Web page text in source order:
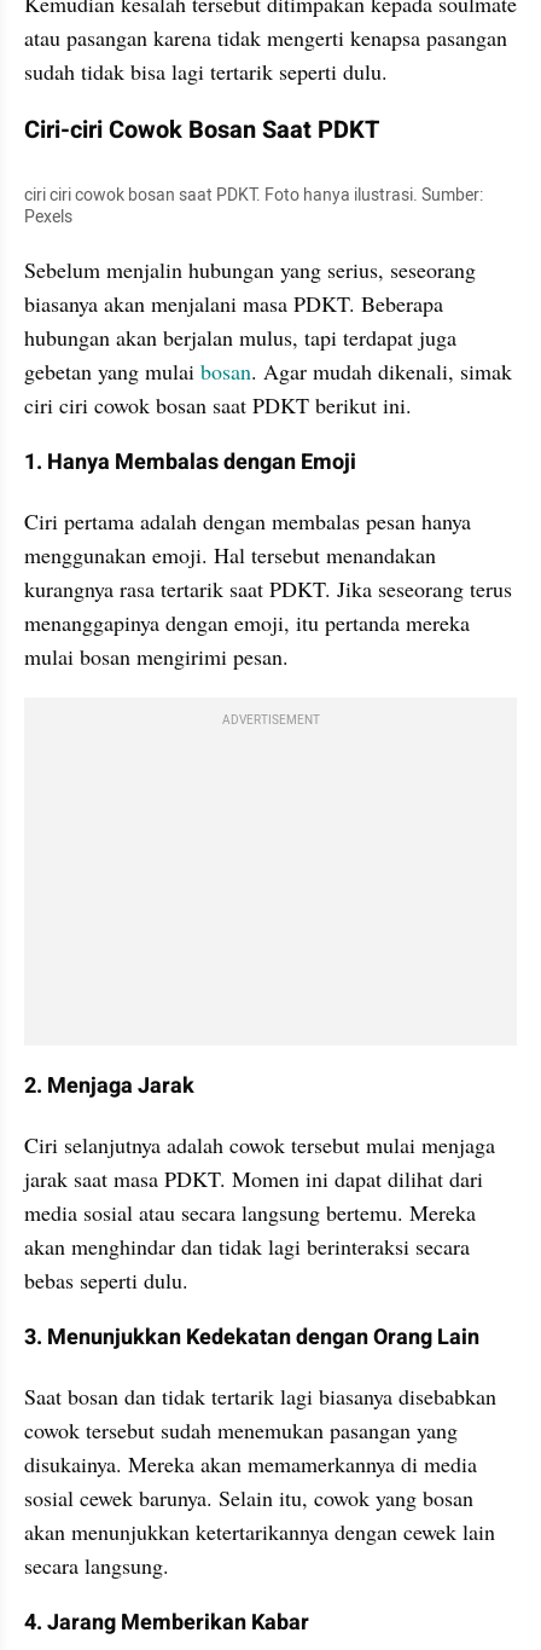
atau pasangan karena tidak mengerti kenapsa pasangan
sudah tidak bisa lagi tertarik seperti dulu.
Ciri-ciri Cowok Bosan Saat PDKT
ciri ciri cowok bosan saat PDKT. Foto hanya ilustrasi. Sumber:
Pexels
Sebelum menjalin hubungan yang serius, seseorang
biasanya akan menjalani masa PDKT. Beberapa
hubungan akan berjalan mulus, tapi terdapat juga
gebetan yang mulai bosan. Agar mudah dikenali, simak
ciri ciri cowok bosan saat PDKT berikut ini.
1. Hanya Membalas dengan Emoji
Ciri pertama adalah dengan membalas pesan hanya
menggunakan emoji. Hal tersebut menandakan
kurangnya rasa tertarik saat PDKT. Jika seseorang terus
menanggapinya dengan emoji, itu pertanda mereka
mulai bosan mengirimi pesan.
ADVERTISEMENT
2. Menjaga Jarak
Ciri selanjutnya adalah cowok tersebut mulai menjaga
jarak saat masa PDKT. Momen ini dapat dilihat dari
media sosial atau secara langsung bertemu. Mereka
akan menghindar dan tidak lagi berinteraksi secara
bebas seperti dulu.
3. Menunjukkan Kedekatan dengan Orang Lain
Saat bosan dan tidak tertarik lagi biasanya disebabkan
cowok tersebut sudah menemukan pasangan yang
disukainya. Mereka akan memamerkannya di media
sosial cewek barunya. Selain itu, cowok yang bosan
akan menunjukkan ketertarikannya dengan cewek lain
secara langsung.
4. Jarang Memberikan Kabar